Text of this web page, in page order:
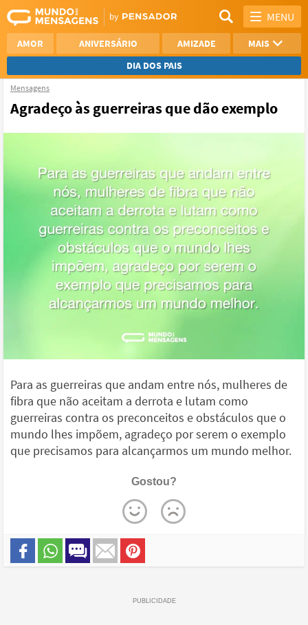
MENU
AMOR ANIVERSÁRIO AMIZADE
MAIS
DIA DOS PAIS
REFLEXÃO
AGRADECIMENTO
Mensagens
Agradeço às guerreiras que dão exemplo
Para as guerreiras que andam entre nós, mulheres de
fibra que não aceitam a derrota e lutam como
guerreiras contra os preconceitos e obstáculos que o
mundo lhes impõem, agradeço por serem o exemplo
que precisamos para alcançarmos um mundo melhor.
Gostou?